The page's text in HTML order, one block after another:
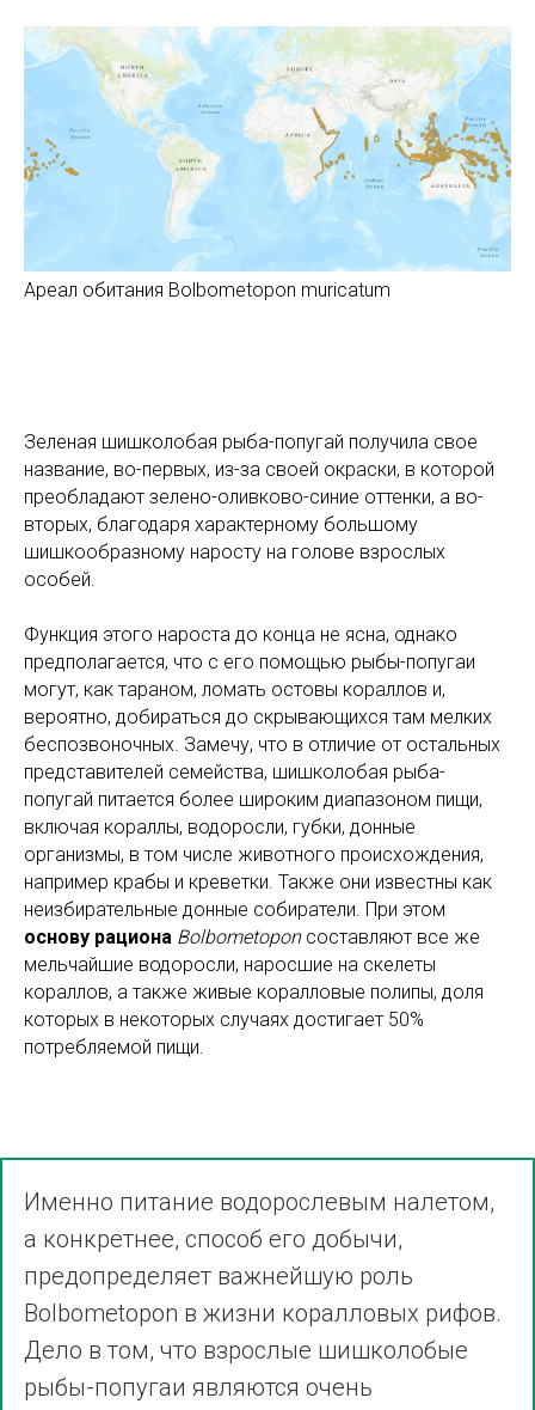
Ареал обитания Bolbometopon muricatum
Зеленая шишколобая рыба-попугай получила свое
название, во-первых, из-за своей окраски, в которой
преобладают зелено-оливково-синие оттенки, а во-
вторых, благодаря характерному большому
шишкообразному наросту на голове взрослых
особей.
Функция этого нароста до конца не ясна, однако
предполагается, что с его помощью рыбы-попугаи
могут, как тараном, ломать остовы кораллов и,
вероятно, добираться до скрывающихся там мелких
беспозвоночных. Замечу, что в отличие от остальных
представителей семейства, шишколобая рыба-
попугай питается более широким диапазоном пищи,
включая кораллы, водоросли, губки, донные
организмы, в том числе животного происхождения,
например крабы и креветки. Также они известны как
неизбирательные донные собиратели. При этом
основу рациона Bolbometoponсоставляют все же
мельчайшие водоросли, наросшие на скелеты
кораллов, а также живые коралловые полипы, доля
которых в некоторых случаях достигает 50%
потребляемой пищи.
Именно питание водорослевым налетом,
а конкретнее, способ его добычи,
предопределяет важнейшую роль
Bolbometopon в жизни коралловых рифов.
Дело в том, что взрослые шишколобые
рыбы-попугаи являются очень